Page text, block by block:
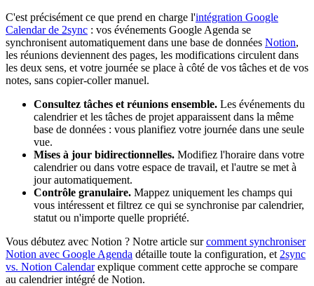
C'est précisément ce que prend en charge l'intégration Google
Calendar de 2sync : vos événements Google Agenda se
synchronisent automatiquement dans une base de données Notion,
les réunions deviennent des pages, les modifications circulent dans
les deux sens, et votre journée se place à côté de vos tâches et de vos
notes, sans copier-coller manuel.
Consultez tâches et réunions ensemble. Les événements du
calendrier et les tâches de projet apparaissent dans la même
base de données : vous planifiez votre journée dans une seule
vue.
Mises à jour bidirectionnelles. Modifiez l'horaire dans votre
calendrier ou dans votre espace de travail, et l'autre se met à
jour automatiquement.
Contrôle granulaire. Mappez uniquement les champs qui
vous intéressent et filtrez ce qui se synchronise par calendrier,
statut ou n'importe quelle propriété.
Vous débutez avec Notion ? Notre article surcomment synchroniser
Notion avec Google Agenda détaille toute la configuration, et 2sync
vs. Notion Calendarexplique comment cette approche se compare
au calendrier intégré de Notion.